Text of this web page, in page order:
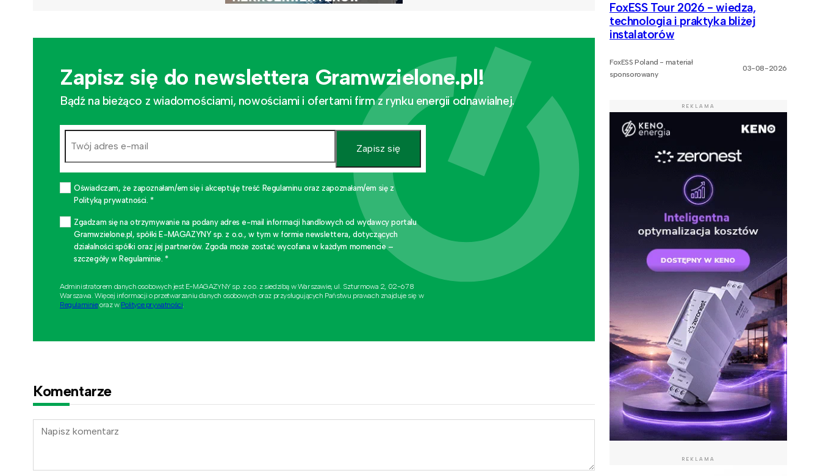
Zapisz się do newslettera Gramwzielone.pl!
Bądź na bieżąco z wiadomościami, nowościami i ofertami firm z rynku energii odnawialnej.
Zapisz się
Oświadczam, że zapoznałam/em się i akceptuję treść Regulaminu oraz zapoznałam/em się z
Polityką prywatności. *
Zgadzam się na otrzymywanie na podany adres e-mail informacji handlowych od wydawcy portalu
Gramwzielone.pl, spółki E-MAGAZYNY sp. z o.o., w tym w formie newslettera, dotyczących
działalności spółki oraz jej partnerów. Zgoda może zostać wycofana w każdym momencie –
szczegóły w Regulaminie. *
Administratorem danych osobowych jest E-MAGAZYNY sp. z o.o. z siedzibą w Warszawie, ul. Szturmowa 2, 02-678
Warszawa. Więcej informacji o przetwarzaniu danych osobowych oraz przysługujących Państwu prawach znajduje się w
Regulaminieoraz w Polityce prywatności
Komentarze
FoxESS Tour 2026 - wiedza,
technologia i praktyka bliżej
instalatorów
FoxESS Poland - materiał
sponsorowany
03-08-2026
REKLAMA
REKLAMA